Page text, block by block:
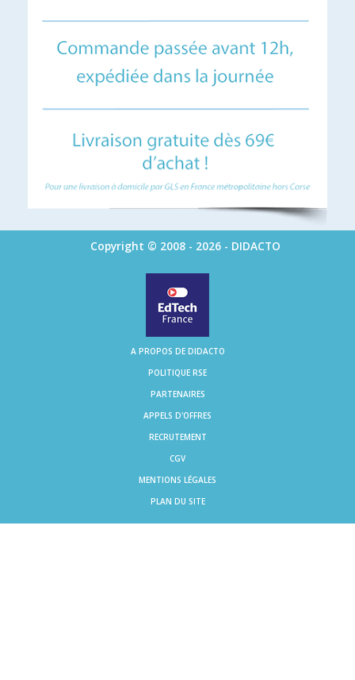
Copyright © 2008 - 2026 - DIDACTO
A PROPOS DE DIDACTO
POLITIQUE RSE
PARTENAIRES
APPELS D'OFFRES
RECRUTEMENT
CGV
MENTIONS LÉGALES
PLAN DU SITE